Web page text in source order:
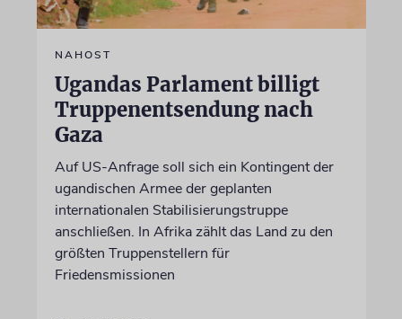
NAHOST
Ugandas Parlament billigt
Truppenentsendung nach
Gaza
Auf US-Anfrage soll sich ein Kontingent der
ugandischen Armee der geplanten
internationalen Stabilisierungstruppe
anschließen. In Afrika zählt das Land zu den
größten Truppenstellern für
Friedensmissionen